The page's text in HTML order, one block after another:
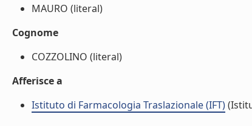
MAURO (literal)
Cognome
COZZOLINO (literal)
Afferisce a
Istituto di Farmacologia Traslazionale (IFT)